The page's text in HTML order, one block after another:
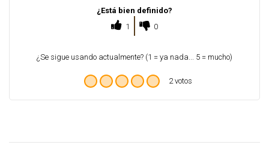
¿Está bien definido?
1
0
¿Se sigue usando actualmente? (1 = ya nada... 5 = mucho)
2 votos